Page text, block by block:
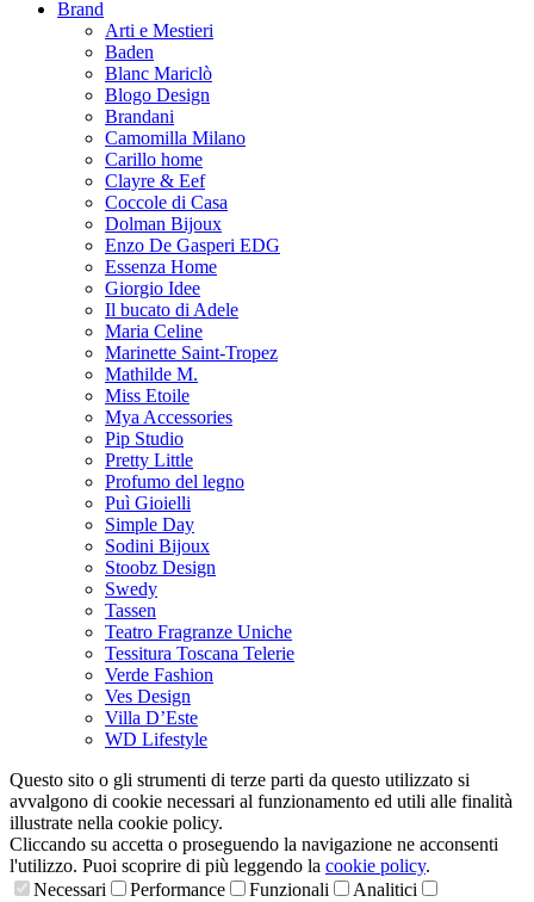
Brand
Arti e Mestieri
Baden
Blanc Mariclò
Blogo Design
Brandani
Camomilla Milano
Carillo home
Clayre & Eef
Coccole di Casa
Dolman Bijoux
Enzo De Gasperi EDG
Essenza Home
Giorgio Idee
Il bucato di Adele
Maria Celine
Marinette Saint-Tropez
Mathilde M.
Miss Etoile
Mya Accessories
Pip Studio
Pretty Little
Profumo del legno
Puì Gioielli
Simple Day
Sodini Bijoux
Stoobz Design
Swedy
Tassen
Teatro Fragranze Uniche
Tessitura Toscana Telerie
Verde Fashion
Ves Design
Villa D’Este
WD Lifestyle
Questo sito o gli strumenti di terze parti da questo utilizzato si
avvalgono di cookie necessari al funzionamento ed utili alle finalità
illustrate nella cookie policy.
Cliccando su accetta o proseguendo la navigazione ne acconsenti
l'utilizzo. Puoi scoprire di più leggendo la cookie policy.
Necessari
Performance Funzionali
Analitici